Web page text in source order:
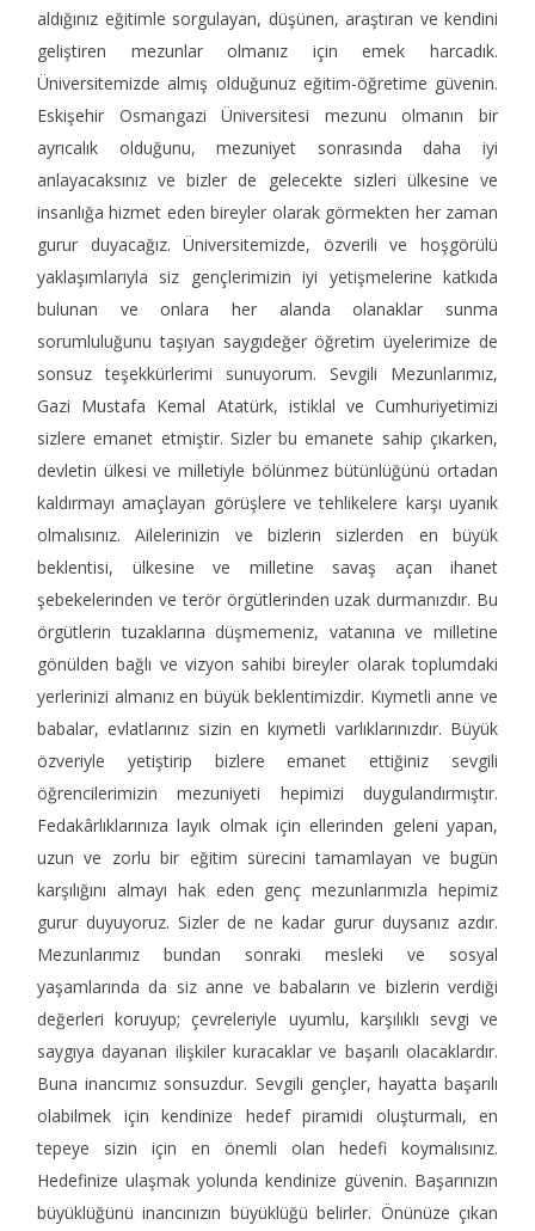
aldığınız eğitimle sorgulayan, düşünen, araştıran ve kendini
geliştiren mezunlar olmanız için emek harcadık.
Üniversitemizde almış olduğunuz eğitim-öğretime güvenin.
Eskişehir Osmangazi Üniversitesi mezunu olmanın bir
ayrıcalık olduğunu, mezuniyet sonrasında daha iyi
anlayacaksınız ve bizler de gelecekte sizleri ülkesine ve
insanlığa hizmet eden bireyler olarak görmekten her zaman
gurur duyacağız. Üniversitemizde, özverili ve hoşgörülü
yaklaşımlarıyla siz gençlerimizin iyi yetişmelerine katkıda
bulunan ve onlara her alanda olanaklar sunma
sorumluluğunu taşıyan saygıdeğer öğretim üyelerimize de
sonsuz teşekkürlerimi sunuyorum. Sevgili Mezunlarımız,
Gazi Mustafa Kemal Atatürk, istiklal ve Cumhuriyetimizi
sizlere emanet etmiştir. Sizler bu emanete sahip çıkarken,
devletin ülkesi ve milletiyle bölünmez bütünlüğünü ortadan
kaldırmayı amaçlayan görüşlere ve tehlikelere karşı uyanık
olmalısınız. Ailelerinizin ve bizlerin sizlerden en büyük
beklentisi, ülkesine ve milletine savaş açan ihanet
şebekelerinden ve terör örgütlerinden uzak durmanızdır. Bu
örgütlerin tuzaklarına düşmemeniz, vatanına ve milletine
gönülden bağlı ve vizyon sahibi bireyler olarak toplumdaki
yerlerinizi almanız en büyük beklentimizdir. Kıymetli anne ve
babalar, evlatlarınız sizin en kıymetli varlıklarınızdır. Büyük
özveriyle yetiştirip bizlere emanet ettiğiniz sevgili
öğrencilerimizin mezuniyeti hepimizi duygulandırmıştır.
Fedakârlıklarınıza layık olmak için ellerinden geleni yapan,
uzun ve zorlu bir eğitim sürecini tamamlayan ve bugün
karşılığını almayı hak eden genç mezunlarımızla hepimiz
gurur duyuyoruz. Sizler de ne kadar gurur duysanız azdır.
Mezunlarımız bundan sonraki mesleki ve sosyal
yaşamlarında da siz anne ve babaların ve bizlerin verdiği
değerleri koruyup; çevreleriyle uyumlu, karşılıklı sevgi ve
saygıya dayanan ilişkiler kuracaklar ve başarılı olacaklardır.
Buna inancımız sonsuzdur. Sevgili gençler, hayatta başarılı
olabilmek için kendinize hedef piramidi oluşturmalı, en
tepeye sizin için en önemli olan hedefi koymalısınız.
Hedefinize ulaşmak yolunda kendinize güvenin. Başarınızın
büyüklüğünü inancınızın büyüklüğü belirler. Önünüze çıkan